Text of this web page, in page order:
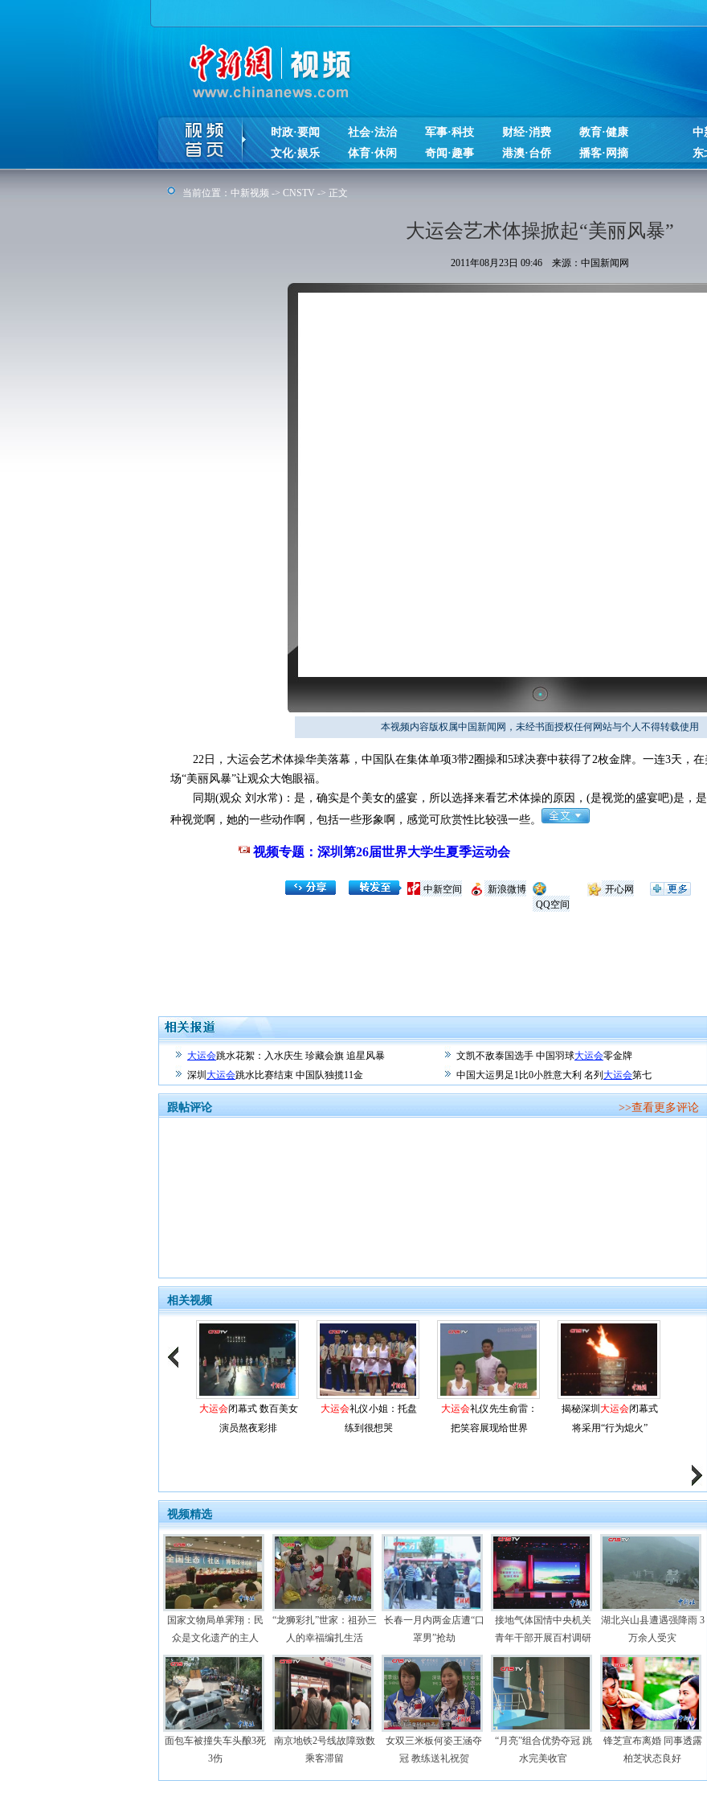
时政·要闻 社会·法治 军事·科技 财经·消费
教育·健康
文化·娱乐
体育·休闲 奇闻·趣事 港澳·台侨 播客·网摘
中
东
当前位置： 中新视频 -> CNSTV -> 正文
大运会艺术体操掀起“美丽风暴”
2011年08月23日 09:46 来源：中国新闻网
本视频内容版权属中国新闻网，未经书面授权任何网站与个人不得转载使用
22日，大运会艺术体操华美落幕，中国队在集体单项3带2圈操和5球决赛中获得了2枚金牌。一连3天，
场“美丽风暴”让观众大饱眼福。
同期(观众 刘水常)：是，确实是个美女的盛宴，所以选择来看艺术体操的原因，(是视觉的盛宴吧)是，
种视觉啊，她的一些动作啊，包括一些形象啊，感觉可欣赏性比较强一些。
视频专题：深圳第26届世界大学生夏季运动会
开心网
QQ空间
新浪微博
中新空间
大运会跳水花絮：入水庆生 珍藏会旗 追星风暴 文凯不敌泰国选手 中国羽球大运会零金牌
深圳 大运会跳水比赛结束 中国队独揽11金 中国大运男足1比0小胜意大利 名列 大运会第七
跟帖评论 >>查看更多评论
相关视频
大运会闭幕式 数百美女
演员熬夜彩排
大运会礼仪小姐：托盘
练到很想哭
大运会礼仪先生俞雷：
把笑容展现给世界
揭秘深圳 大运会闭幕式
将采用“行为熄火”
视频精选
国家文物局单霁翔：民
众是文化遗产的主人
“龙狮彩扎”世家：祖孙三
人的幸福编扎生活
长春一月内两金店遭“口
罩男”抢劫
接地气体国情中央机关
青年干部开展百村调研
湖北兴山县遭遇强降雨 3
万余人受灾
面包车被撞失车头酿3死
3伤
南京地铁2号线故障致数
乘客滞留
女双三米板何姿王涵夺
冠 教练送礼祝贺
“月亮”组合优势夺冠 跳
水完美收官
锋芝宣布离婚 同事透露
柏芝状态良好